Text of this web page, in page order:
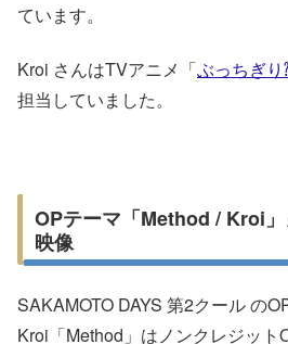
ています。
Kroi さんはTVアニメ「ぶっちぎり
担当していました。
OPテーマ「Method / Kroi
映像
SAKAMOTO DAYS 第2クール の
Kroi「Method」はノンクレジット